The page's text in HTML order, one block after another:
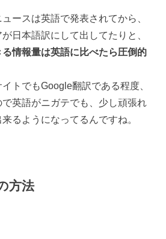
ースは英語で発表されてから、
日本語訳にして出してたりと、
情報量は英語に比べたら圧倒的
トでもGoogle翻訳である程度、
英語がニガテでも、少し頑張れ
るようになってるんですね。
方法